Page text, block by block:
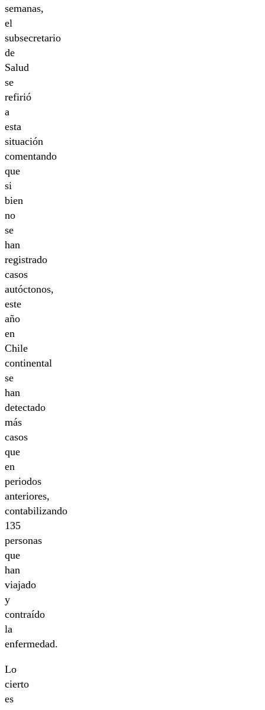
semanas,
el
subsecretario
de
Salud
se
refirió
a
esta
situación
comentando
que
si
bien
no
se
han
registrado
casos
autóctonos,
este
año
en
Chile
continental
se
han
detectado
más
casos
que
en
periodos
anteriores,
contabilizando
135
personas
que
han
viajado
y
contraído
la
enfermedad.
Lo
cierto
es